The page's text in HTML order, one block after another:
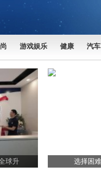
游戏娱乐 健康 汽车
球升 选择困